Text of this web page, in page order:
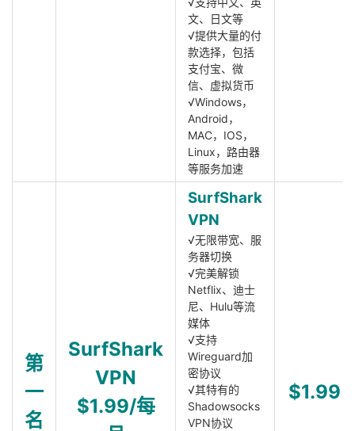
文、日文等
√提供大量的付
款选择，包括
支付宝、微
信、虚拟货币
√Windows，
Android，
MAC，IOS，
Linux，路由器
等服务加速
第
一
名
SurfShark
VPN
$1.99/每
SurfShark
VPN
√无限带宽、服
务器切换
√完美解锁
Netflix、迪士
尼、Hulu等流
媒体
√支持
Wireguard加
密协议
√其特有的
Shadowsocks
VPN协议
$1.99